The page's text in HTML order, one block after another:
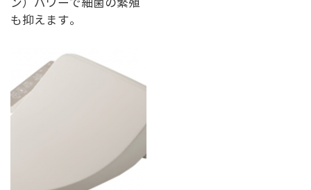
ン）パワーで細菌の繁殖
も抑えます。